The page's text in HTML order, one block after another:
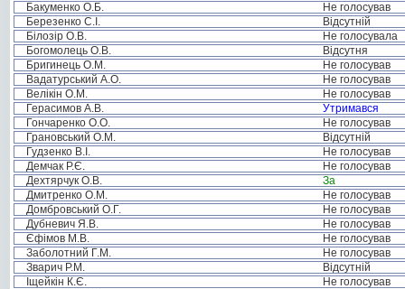
Бакуменко О.Б.
Не голосував
Березенко С.І.
Відсутній
Білозір О.В.
Не голосувала
Богомолець О.В.
Відсутня
Бригинець О.М.
Не голосував
Вадатурський А.О.
Не голосував
Велікін О.М.
Не голосував
Герасимов А.В.
Утримався
Гончаренко О.О.
Не голосував
Грановський О.М.
Відсутній
Гудзенко В.І.
Не голосував
Демчак Р.Є.
Не голосував
Дехтярчук О.В.
За
Дмитренко О.М.
Не голосував
Домбровський О.Г.
Не голосував
Дубневич Я.В.
Не голосував
Єфімов М.В.
Не голосував
Заболотний Г.М.
Не голосував
Зварич Р.М.
Відсутній
Іщейкін К.Є.
Не голосував